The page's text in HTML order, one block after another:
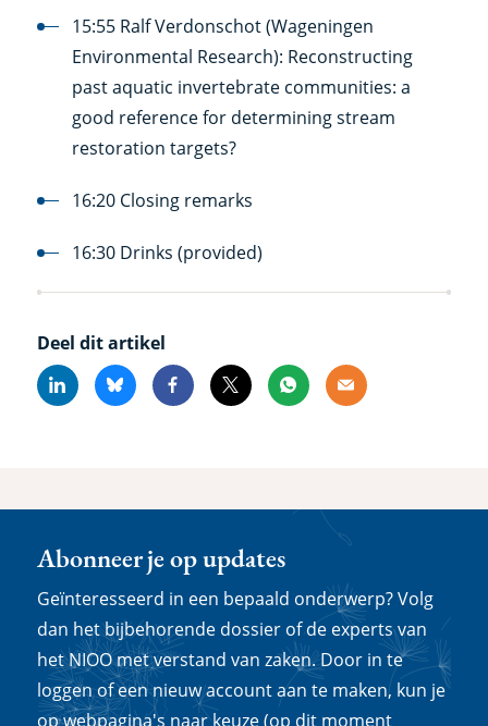
15:55 Ralf Verdonschot (Wageningen
Environmental Research): Reconstructing
past aquatic invertebrate communities: a
good reference for determining stream
restoration targets?
16:20 Closing remarks
16:30 Drinks (provided)
Deel dit artikel
LinkedinBlueskyFacebook
X Whatsapp
Email
Abonneer je op updates
Geïnteresseerd in een bepaald onderwerp? Volg
dan het bijbehorende dossier of de experts van
het NIOO met verstand van zaken. Door in te
loggen of een nieuw account aan te maken, kun je
op webpagina's naar keuze (op dit moment